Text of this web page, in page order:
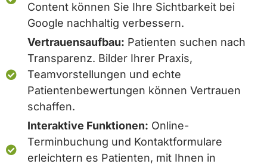
Content können Sie Ihre Sichtbarkeit bei
Google nachhaltig verbessern.
Vertrauensaufbau: Patienten suchen nach
Transparenz. Bilder Ihrer Praxis,
Teamvorstellungen und echte
Patientenbewertungen können Vertrauen
schaffen.
Interaktive Funktionen: Online-
Terminbuchung und Kontaktformulare
erleichtern es Patienten, mit Ihnen in